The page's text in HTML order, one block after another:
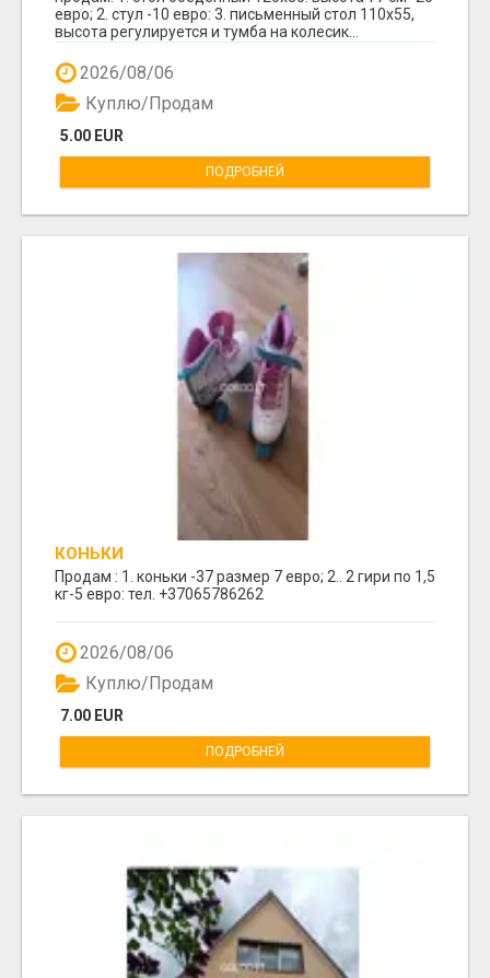
евро; 2. стул -10 евро: 3. письменный стол 110х55,
высота регулируется и тумба на колесик...
2026/08/06
5.00 EUR
Куплю/Продам
ПОДРОБНЕЙ
КОНЬКИ
Продам : 1. коньки -37 размер 7 евро; 2.. 2 гири по 1,5
кг-5 евро: тел. +37065786262
2026/08/06
7.00 EUR
Куплю/Продам
ПОДРОБНЕЙ